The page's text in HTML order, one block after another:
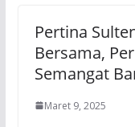
Pertina
Bersama,
Semangat
Maret 9, 2025